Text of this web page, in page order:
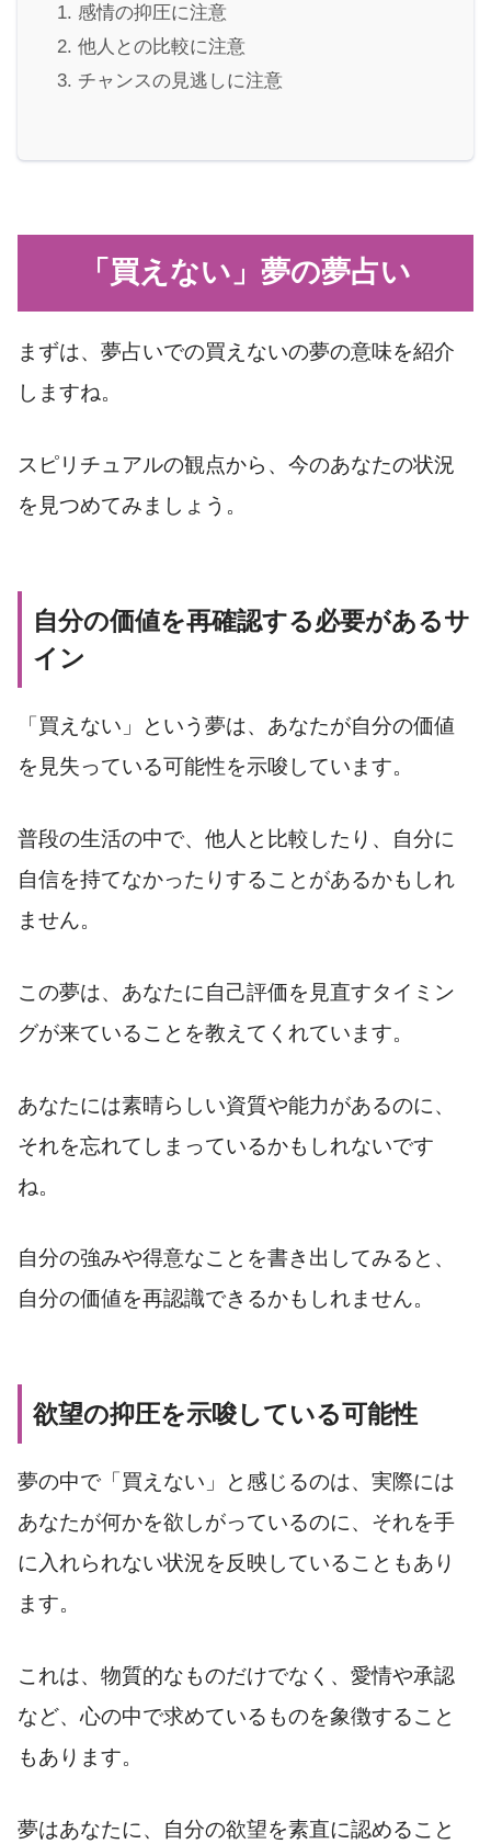
感情の抑圧に注意
他人との比較に注意
チャンスの見逃しに注意
「買えない」夢の夢占い
まずは、夢占いでの買えないの夢の意味を紹介
しますね。
スピリチュアルの観点から、今のあなたの状況
を見つめてみましょう。
自分の価値を再確認する必要があるサ
イン
「買えない」という夢は、あなたが自分の価値
を見失っている可能性を示唆しています。
普段の生活の中で、他人と比較したり、自分に
自信を持てなかったりすることがあるかもしれ
ません。
この夢は、あなたに自己評価を見直すタイミン
グが来ていることを教えてくれています。
あなたには素晴らしい資質や能力があるのに、
それを忘れてしまっているかもしれないです
ね。
自分の強みや得意なことを書き出してみると、
自分の価値を再認識できるかもしれません。
欲望の抑圧を示唆している可能性
夢の中で「買えない」と感じるのは、実際には
あなたが何かを欲しがっているのに、それを手
に入れられない状況を反映していることもあり
ます。
これは、物質的なものだけでなく、愛情や承認
など、心の中で求めているものを象徴すること
もあります。
夢はあなたに、自分の欲望を素直に認めること